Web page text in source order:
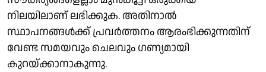
നിലയിലാണ് ലഭിക്കുക. അതിനാല്‍
സ്ഥാപനങ്ങള്‍ക്ക് പ്രവര്‍ത്തനം ആരംഭിക്കുന്നതിന്
വേണ്ട സമയവും ചെലവും ഗണ്യമായി
കുറയ്ക്കാനാകുന്നു.